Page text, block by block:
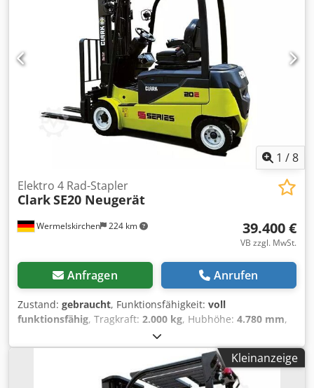
1 /8
Wermelskirchen 224 km
Elektro 4 Rad-Stapler
ClarkSE20 Neugerät
39.400 €
VB zzgl. MwSt.
Anfragen Anrufen
Zustand: gebraucht, Funktionsfähigkeit: voll
funktionsfähig, Tragkraft: 2.000 kg, Hubhöhe: 4.780 mm,
, Kraftstofftyp:
Triplex, Bauhöhe:2.105 mm, Gabelträgerbreite:940 mm,
, Antriebsart:Elektro, Elektro 4 Rad-
Stapler Dodpsyw Dkzjfx Apmjck Masttyp: Triplex Zustand
Kleinanzeige